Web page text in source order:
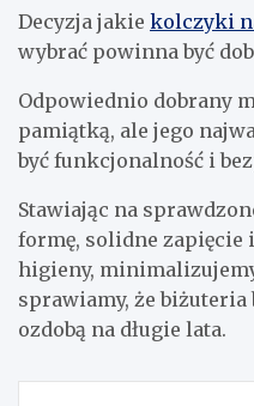
Decyzja jakie kolczyki
wybrać powinna być
Odpowiednio dobrany
pamiątką, ale jego
być funkcjonalność i
Stawiając na
formę, solidne zapięcie
higieny,
sprawiamy, że biżuteria
ozdobą na długie lata.